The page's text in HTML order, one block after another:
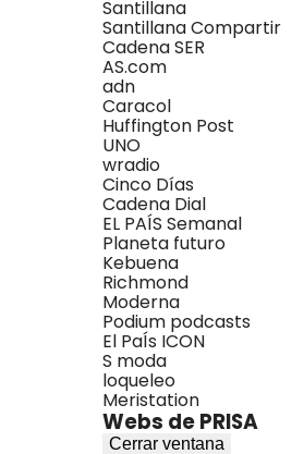
Santillana
Santillana Compartir
Cadena SER
AS.com
adn
Caracol
Huffington Post
UNO
wradio
Cinco Días
Cadena Dial
EL PAÍS Semanal
Planeta futuro
Kebuena
Richmond
Moderna
Podium podcasts
El PaÍs ICON
S moda
loqueleo
Meristation
Webs de PRISA
Cerrar ventana